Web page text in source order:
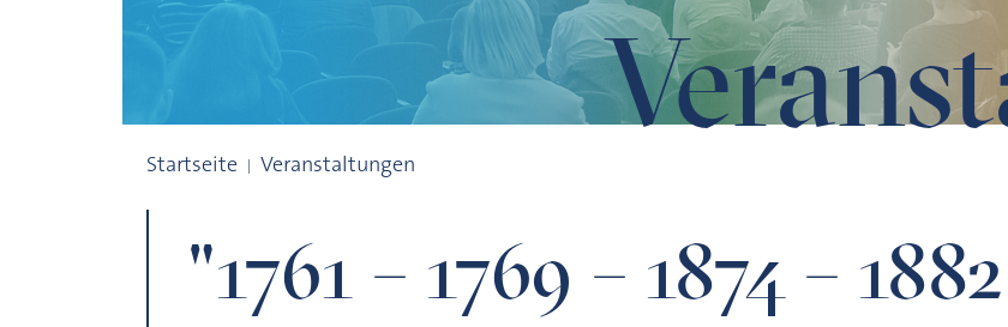
Startseite Veranstaltungen
"1761 – 1769 – 1874 – 1882 – 2004 – 2012: Ein kosmisches Phänomen mit Seltenheitswert
"1761 – 1769 – 1874 – 1882